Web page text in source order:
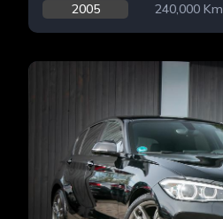
2005 240,000 Km